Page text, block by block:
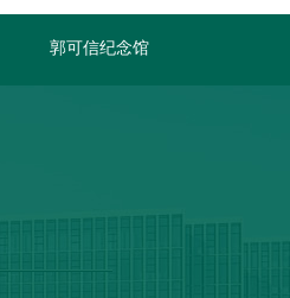
郭可信纪念馆